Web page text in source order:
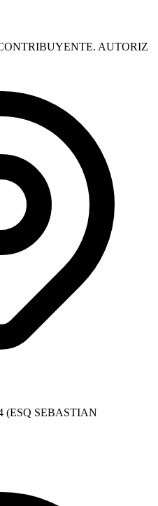
AUTORIZ
(ESQ SEBASTIAN